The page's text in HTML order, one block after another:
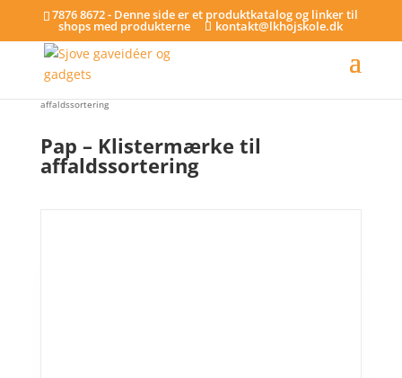
7876 8672 - Denne side er et produktkatalog og linker til
shops med produkterne kontakt@lkhojskole.dk
affaldssortering
Pap – Klistermærke til
affaldssortering